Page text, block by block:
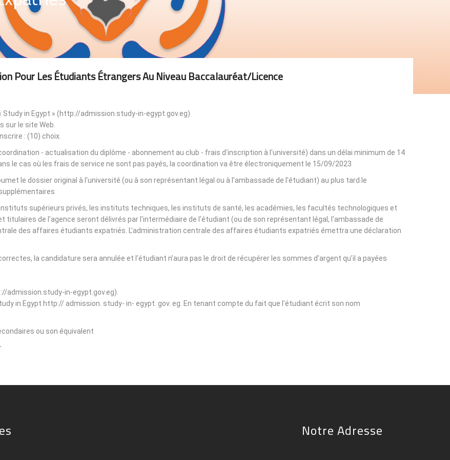
Pour Les Étudiants Étrangers Au Niveau Baccalauréat/licence
in Egypt » (http://admission.study-in-egypt.gov.eg)
sur le site Web.
: (10) choix.
- actualisation du diplôme - abonnement au club - frais d'inscription à l'université) dans un délai minimum de 14
le cas où les frais de service ne sont pas payés, la coordination va être électroniquement le 15/09/2023.
le dossier original à l'université (ou à son représentant légal ou à l'ambassade de l'étudiant) au plus tard le
supérieurs privés, les instituts techniques, les instituts de santé, les académies, les facultés technologiques et
de l'agence seront délivrés par l'intermédiaire de l'étudiant (ou de son représentant légal, l'ambassade de
des affaires étudiants expatriés. L'administration centrale des affaires étudiants expatriés émettra une déclaration
la candidature sera annulée et l’étudiant n’aura pas le droit de récupérer les sommes d’argent qu’il a payées.
admission.study-in-egypt.gov.eg).
in Egypt http:// admission. study- in- egypt. gov. eg. En tenant compte du fait que l'étudiant écrit son nom
ou son équivalent.
Notre Adresse